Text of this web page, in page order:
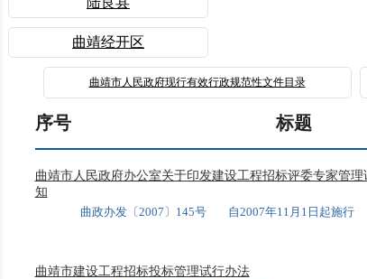
曲靖经开区
曲靖市人民政府现行有效行政规范性文件目录
序号 标题
曲靖市人民政府办公室关于印发建设工程招标评委专家管理
知
曲政办发〔2007〕145号 自2007年11月1日起施行
曲靖市建设工程招标投标管理试行办法